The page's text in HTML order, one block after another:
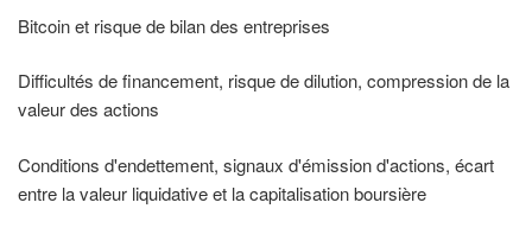
Bitcoin et risque de bilan des entreprises
Difficultés de financement, risque de dilution, compression de la
valeur des actions
Conditions d'endettement, signaux d'émission d'actions, écart
entre la valeur liquidative et la capitalisation boursière